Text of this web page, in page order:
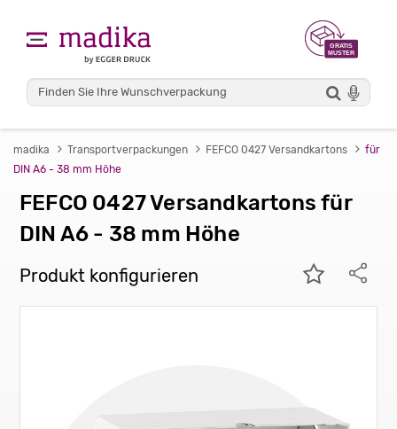
madika Transportverpackungen FEFCO 0427 Versandkartons
für
DIN A6 - 38 mm Höhe
FEFCO 0427 Versandkartons für
DIN A6 - 38 mm Höhe
Produkt konfigurieren